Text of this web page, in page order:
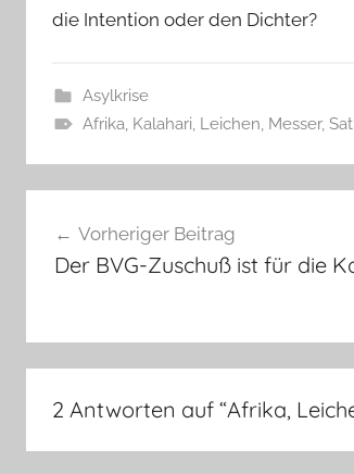
die Intention oder den Dichter?
Asylkrise
Afrika, Kalahari, Leichen, Messer,
Vorheriger Beitrag
Der BVG-Zuschuß ist für die
2 Antworten auf “Afrika,